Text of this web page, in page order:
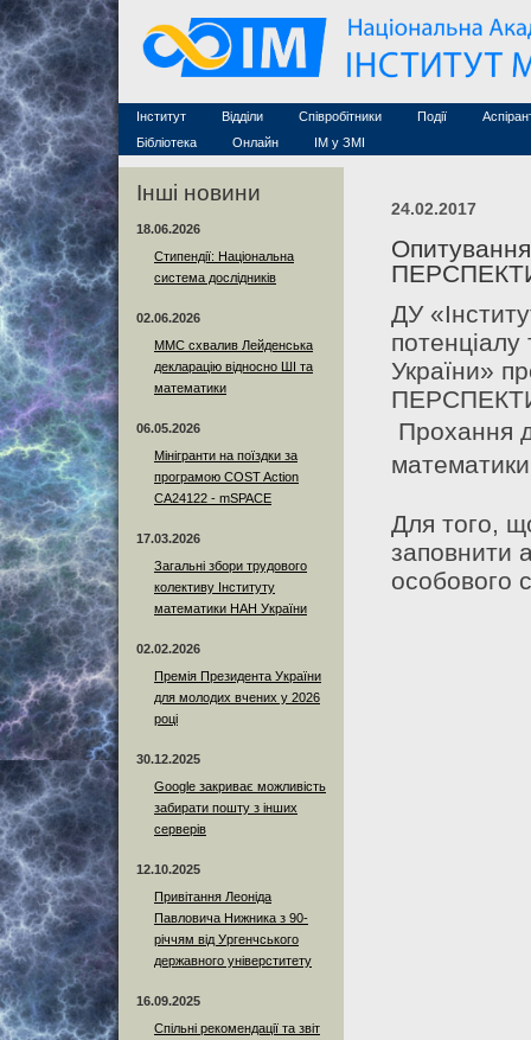
Інститут
Конкурси на посади
Науково-організаційна робота
Відділи Співробітники
Асоційовані дослідники
Технічний персонал
Події
Конференції
Курси з
Бібліотека
MathSciNet
Публікації
Онлайн
ІМ у ЗМІ
Інші новини
18.06.2026
Стипендії: Національна
система дослідників
02.06.2026
ММС схвалив Лейденська
декларацію відносно ШІ та
математики
06.05.2026
Мінігранти на поїздки за
програмою COST Action
CA24122 - mSPACE
17.03.2026
Загальні збори трудового
колективу Інституту
математики НАН України
02.02.2026
Премія Президента України
для молодих вчених у 2026
році
30.12.2025
Google закриває можливість
забирати пошту з інших
серверів
12.10.2025
Привітання Леоніда
Павловича Нижника з 90-
річчям від Ургенчського
державного універститету
16.09.2025
Спільні рекомендації та звіт
24.02.2017
ДУ
України»
Прохання
Для того,
заповнити
особового